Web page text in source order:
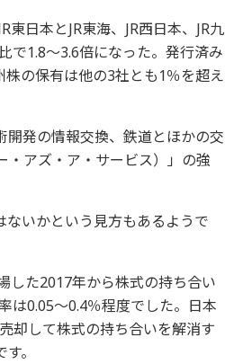
日本とJR東海、JR西日本、JR九
で1.8～3.6倍になった。発行済み
の保有は他の3社とも1％を超え
開発の情報交換、鉄道とほかの交
・アズ・ア・サービス）」の強
ないかという見方もあるようで
した2017年から株式の持ち合い
は0.05～0.4％程度でした。日本
却して株式の持ち合いを解消す
。